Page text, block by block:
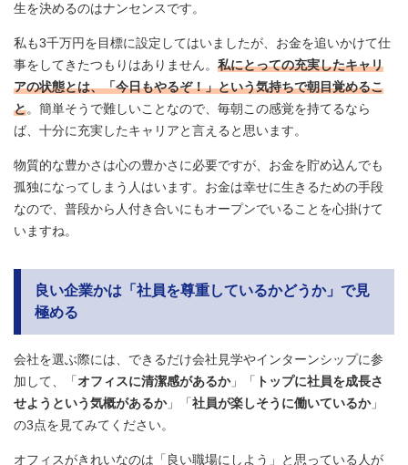
生を決めるのはナンセンスです。
私も3千万円を目標に設定してはいましたが、お金を追いかけて仕
事をしてきたつもりはありません。 私にとっての充実したキャリ
アの状態とは、「今日もやるぞ！」という気持ちで朝目覚めるこ
と。簡単そうで難しいことなので、毎朝この感覚を持てるなら
ば、十分に充実したキャリアと言えると思います。
物質的な豊かさは心の豊かさに必要ですが、お金を貯め込んでも
孤独になってしまう人はいます。お金は幸せに生きるための手段
なので、普段から人付き合いにもオープンでいることを心掛けて
いますね。
良い企業かは「社員を尊重しているかどうか」で見
極める
会社を選ぶ際には、できるだけ会社見学やインターンシップに参
加して、「オフィスに清潔感があるか」「 トップに社員を成長さ
せようという気概があるか」「社員が楽しそうに働いているか」
の3点を見てみてください。
オフィスがきれいなのは「良い職場にしよう」と思っている人が